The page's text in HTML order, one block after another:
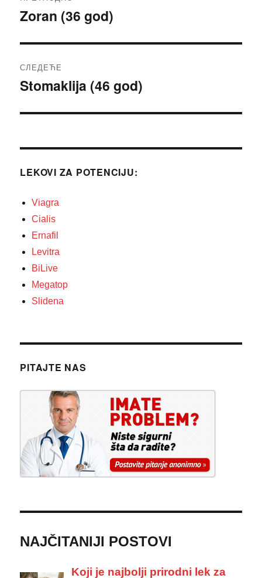
чланка
Претходни
Zoran (36 god)
СЛЕДЕЋЕ
Следећи
Stomaklija (46 god)
LEKOVI ZA POTENCIJU:
Viagra
Cialis
Ernafil
Levitra
BiLive
Megatop
Slidena
PITAJTE NAS
NAJČITANIJI POSTOVI